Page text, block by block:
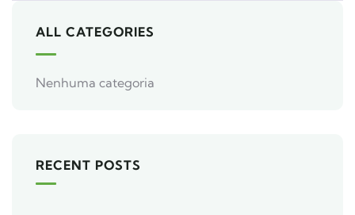
ALL CATEGORIES
Nenhuma categoria
RECENT POSTS